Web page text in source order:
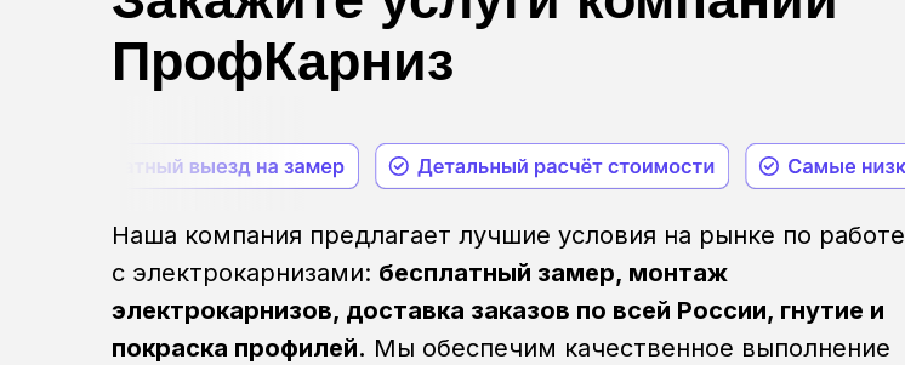
ПрофКарниз
Наша компания предлагает лучшие условия на рынке по работе
с электрокарнизами: бесплатный замер, монтаж
электрокарнизов, доставка заказов по всей России, гнутие и
покраска профилей. Мы обеспечим качественное выполнение